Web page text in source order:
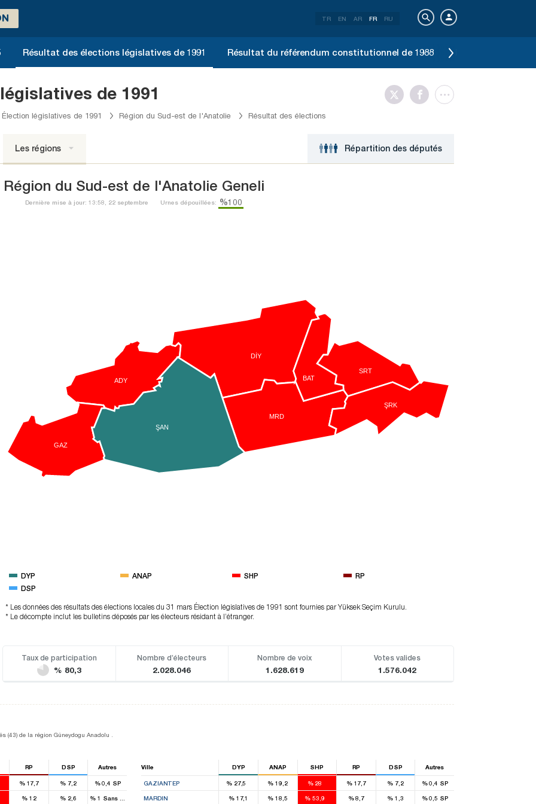
TR EN AR FR RU
Résultat des élections législatives de 1991 Résultat du référendum constitutionnel de 1988
de 1991
Élection législatives de 1991 Région du Sud-est de l'Anatolie Résultat des élections
Les régions Répartition des députés
Région du Sud-est de l'Anatolie Geneli
Dernière mise à jour: 13:58, 22 septembre Urnes dépouillées: %100
ADY
DİY
GAZ
MRD
SRT
ŞAN
BAT
ŞRK
DYP ANAP SHP
RP
DSP
* Les données des résultats des élections locales du 31 mars Élection législatives de 1991 sont fournies par Yüksek Seçim Kurulu.
* Le décompte inclut les bulletins déposés par les électeurs résidant à l’étranger.
Taux de participation
% 80,3
Nombre d’électeurs
2.028.046
Nombre de voix
1.628.619
Votes valides
1.576.042
(43) de la région Güneydogu Anadolu .
RP DSP Autres Ville DYP ANAP SHP RP DSP Autres
%17,7 % 7,2 %0,4 SP
% 12 % 2,6 % 1 Sans étiquette
GAZIANTEP %27,5 % 19,2 %28 %17,7 % 7,2 %0,4 SP
MARDIN %17,1 % 18,5 % 53,9 %8,7 % 1,3 %0,5 SP
2